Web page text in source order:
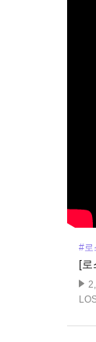
#로
[로